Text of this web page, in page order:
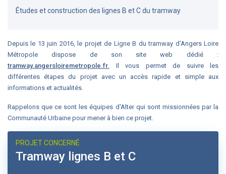
Études et construction des lignes B et C du tramway
Depuis le 13 juin 2016, le projet de Ligne B du tramway d’Angers Loire
Métropole dispose de son site web dédié :
tramway.angersloiremetropole.fr. Il vous permet de suivre les
différentes étapes du projet avec un accès rapide et simple aux
informations et actualités.
Rappelons que ce sont les équipes d'Alter qui sont missionnées par la
Communauté Urbaine pour mener à bien ce projet.
PROJET CONCERNÉ
Tramway lignes B et C